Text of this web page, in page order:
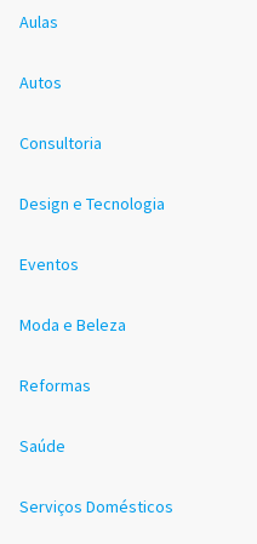
Aulas
Autos
Consultoria
Design e Tecnologia
Eventos
Moda e Beleza
Reformas
Saúde
Serviços Domésticos